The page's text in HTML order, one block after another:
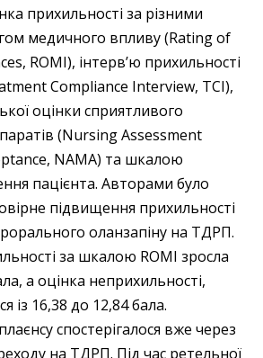
прихильності за різними
медичного впливу (Rating of
ROMI), інтерв’ю прихильності
Compliance Interview, TCI),
оцінки сприятливого
(Nursing Assessment
NAMA) та шкалою
пацієнта. Авторами було
підвищення прихильності
оланзапіну на ТДРП.
за шкалою ROMI зросла
а оцінка неприхильності,
із 16,38 до 12,84 бала.
спостерігалося вже через
на ТДРП. Під час ретельної